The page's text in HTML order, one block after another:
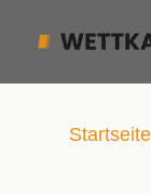
Startseite